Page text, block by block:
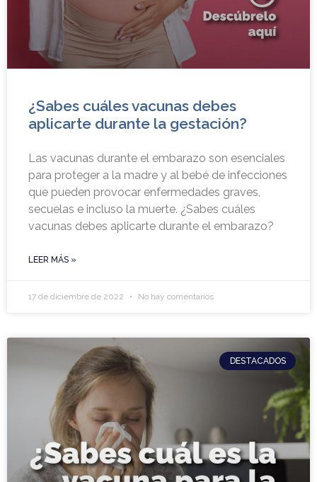
¿Sabes cuáles vacunas debes
aplicarte durante la gestación?
Las vacunas durante el embarazo son esenciales
para proteger a la madre y al bebé de infecciones
que pueden provocar enfermedades graves,
secuelas e incluso la muerte. ¿Sabes cuáles
vacunas debes aplicarte durante el embarazo?
LEER MÁS »
17 de diciembre de 2022 No hay comentarios
DESTACADOS